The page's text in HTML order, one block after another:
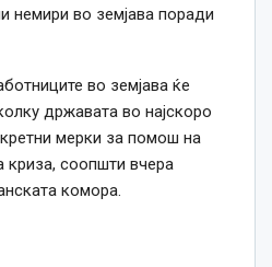
немири во земјава поради
во земјава ќе
државата во најскоро
мерки за помош на
криза, соопшти вчера
комора.